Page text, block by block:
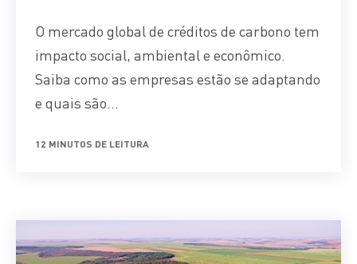
O mercado global de créditos de carbono tem
impacto social, ambiental e econômico.
Saiba como as empresas estão se adaptando
e quais são...
12 MINUTOS DE LEITURA